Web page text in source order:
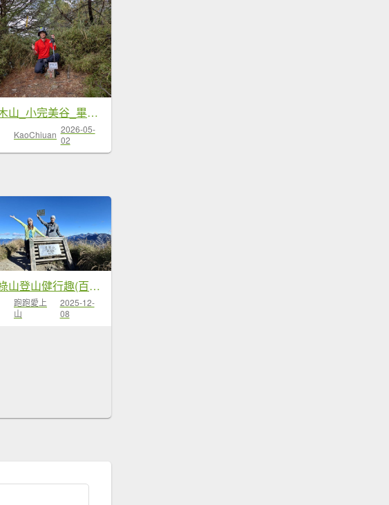
卯木山_小完美谷_畢祿山
KaoChiuan 2026-05-
02
畢祿山登山健行趣(百岳39號)(第...
跑跑愛上
山
2025-12-
08